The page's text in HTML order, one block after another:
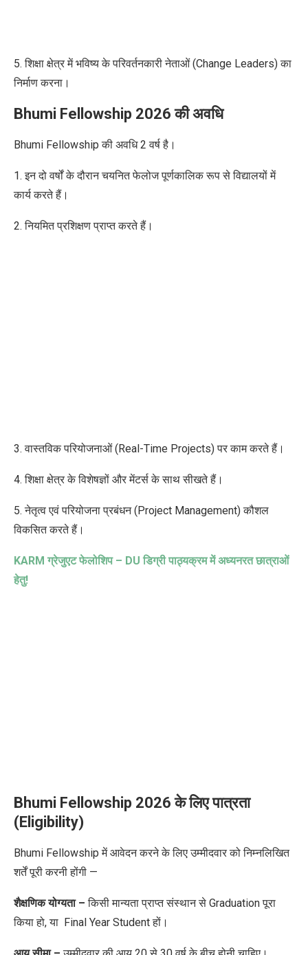
5. शिक्षा क्षेत्र में भविष्य के परिवर्तनकारी नेताओं (Change Leaders) का
निर्माण करना।
Bhumi Fellowship 2026 की अवधि
Bhumi Fellowship की अवधि 2 वर्ष है।
1. इन दो वर्षों के दौरान चयनित फेलोजपूर्णकालिक रूप से विद्यालयों में
कार्य करते हैं।
2. नियमित प्रशिक्षण प्राप्त करते हैं।
3. वास्तविक परियोजनाओं (Real-Time Projects) पर काम करते हैं।
4. शिक्षा क्षेत्र के विशेषज्ञों और मेंटर्स के साथ सीखते हैं।
5. नेतृत्व एवं परियोजना प्रबंधन (Project Management) कौशल
विकसित करते हैं।
KARM ग्रेजुएट फेलोशिप – DU डिग्री पाठ्यक्रम में अध्यनरत छात्राओं
हेतु!
Bhumi Fellowship 2026 के लिए पात्रता
(Eligibility)
Bhumi Fellowship में आवेदन करने के लिए उम्मीदवार को निम्नलिखित
शर्तें पूरी करनी होंगी —
शैक्षणिक योग्यता –किसी मान्यता प्राप्त संस्थान से Graduation पूरा
किया हो, या Final Year Student हों।